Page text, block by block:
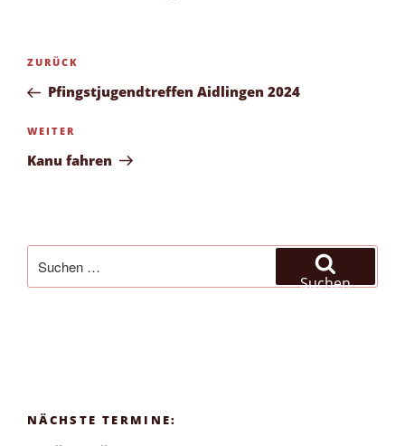
Beitragsnavigation
Vorheriger
Beitrag
ZURÜCK
Pfingstjugendtreffen Aidlingen 2024
Nächster
Beitrag
WEITER
Kanu fahren
nach:
Suchen
NÄCHSTE TERMINE: